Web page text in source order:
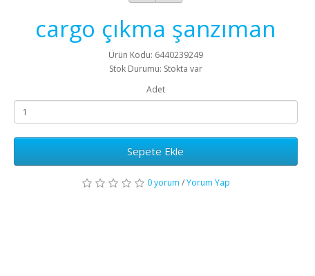
cargo çıkma şanzıman
Ürün Kodu: 6440239249
Stok Durumu: Stokta var
Adet
Sepete Ekle
0 yorum /Yorum Yap